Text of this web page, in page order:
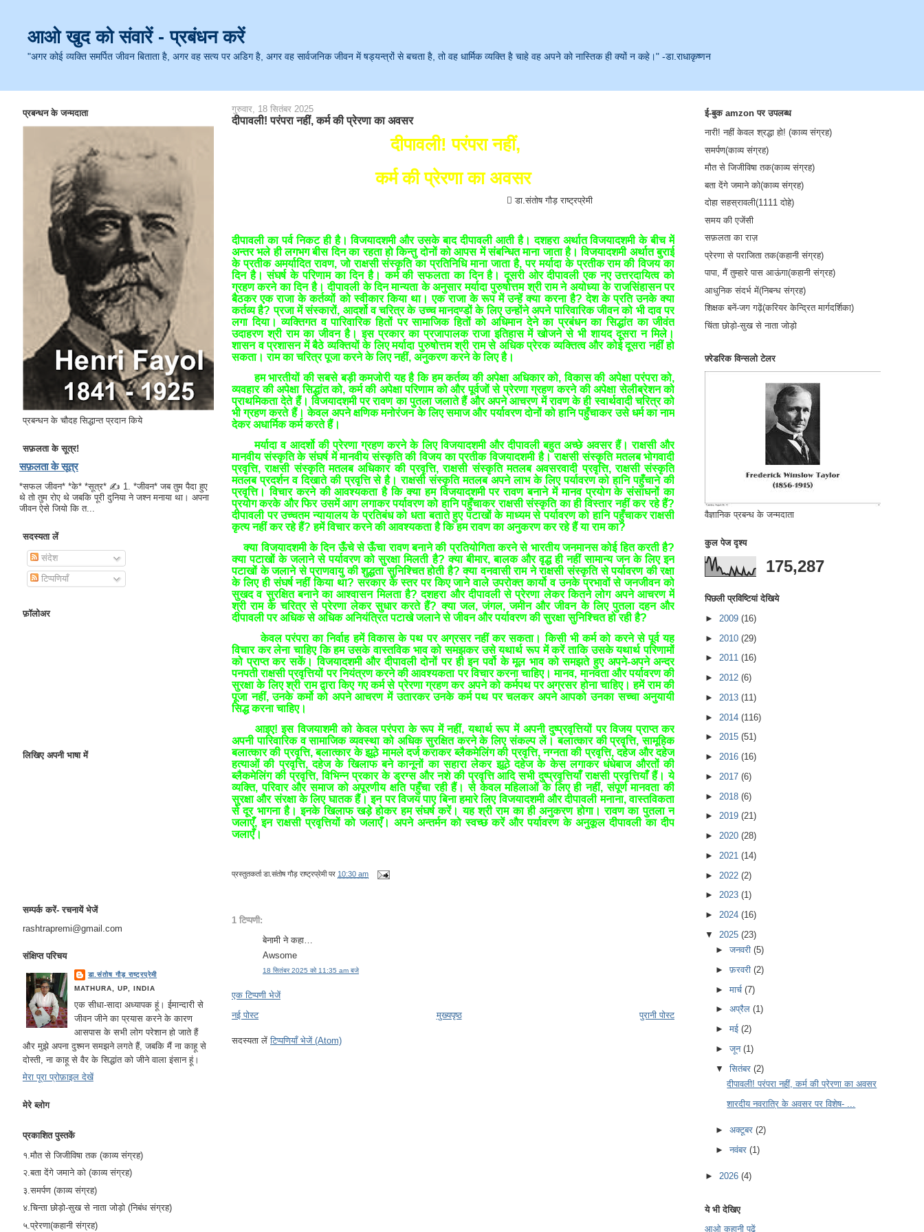
आओ खुद को संवारें - प्रबंधन करें
"अगर कोई व्यक्ति समर्पित जीवन बिताता है, अगर वह सत्य पर अडिग है, अगर वह सार्वजनिक जीवन में षड्यन्त्रों से बचता है, तो वह धार्मिक व्यक्ति है चाहे वह अपने को नास्तिक ही क्यों न कहे।" -डा.राधाकृष्णन
प्रबन्धन के जन्मदाता
प्रबन्धन के चौदह सिद्धान्त प्रदान किये
सफ़लता के सूत्र!
सफ़लता के सूत्र
*सफल जीवन* *के* *सूत्र* ✍ 1. *जीवन* जब तुम पैदा हुए
थे तो तुम रोए थे जबकि पूरी दुनिया ने जश्न मनाया था। अपना
जीवन ऐसे जियो कि त...
सदस्यता लें
संदेश
टिप्पणियाँ
फ़ॉलोअर
लिखिए अपनी भाषा में
सम्पर्क करें- रचनायें भेजें
rashtrapremi@gmail.com
संक्षिप्त परिचय
डा.संतोष गौड़ राष्ट्रप्रेमी
MATHURA, UP, INDIA
एक सीधा-सादा अध्यापक हूं। ईमान्दारी से
जीवन जीने का प्रयास करने के कारण
आसपास के सभी लोग परेशान हो जाते हैं
और मुझे अपना दुश्मन समझने लगते हैं, जबकि मैं ना काहू से
दोस्ती, ना काहू से वैर के सिद्धांत को जीने वाला इंसान हूं।
मेरा पूरा प्रोफ़ाइल देखें
मेरे ब्लोग
प्रकाशित पुस्तकें
१.मौत से जिजीविषा तक (काव्य संग्रह)
२.बता देंगे जमाने को (काव्य संग्रह)
३.समर्पण (काव्य संग्रह)
४.चिन्ता छोड़ो-सुख से नाता जोड़ो (निबंध संग्रह)
५.प्रेरणा(कहानी संग्रह)
गुरुवार, 18 सितंबर 2025
दीपावली! परंपरा नहीं, कर्म की प्रेरणा का अवसर
दीपावली! परंपरा नहीं,
कर्म की प्रेरणा का अवसर
 डा.संतोष गौड़ राष्ट्रप्रेमी
दीपावली का पर्व निकट ही है। विजयादशमी और उसके बाद दीपावली आती है। दशहरा अर्थात विजयादशमी के बीच में
अन्तर भले ही लगभग बीस दिन का रहता हो किन्तु दोनों को आपस में संबन्धित माना जाता है। विजयादशमी अर्थात बुराई
के प्रतीक अमर्यादित रावण, जो राक्षसी संस्कृति का प्रतिनिधि माना जाता है, पर मर्यादा के प्रतीक राम की विजय का
दिन है। संघर्ष के परिणाम का दिन है। कर्म की सफलता का दिन है। दूसरी ओर दीपावली एक नए उत्तरदायित्व को
ग्रहण करने का दिन है। दीपावली के दिन मान्यता के अनुसार मर्यादा पुरुषोत्तम श्री राम ने अयोध्या के राजसिंहासन पर
बैठकर एक राजा के कर्तव्यों को स्वीकार किया था। एक राजा के रूप में उन्हें क्या करना है? देश के प्रति उनके क्या
कर्तव्य है? प्रजा में संस्कारों, आदर्शो व चरित्र के उच्च मानदण्डों के लिए उन्होंने अपने पारिवारिक जीवन को भी दाव पर
लगा दिया। व्यक्तिगत व पारिवारिक हितों पर सामाजिक हितों को अधिमान देने का प्रबंधन का सिद्धांत का जीवंत
उदाहरण श्री राम का जीवन है। इस प्रकार का प्रजापालक राजा इतिहास में खोजने से भी शायद दूसरा न मिले।
शासन व प्रशासन में बैठे व्यक्तियों के लिए मर्यादा पुरुषोत्तम श्री राम से अधिक प्रेरक व्यक्तित्व और कोई दूसरा नहीं हो
सकता। राम का चरित्र पूजा करने के लिए नहीं, अनुकरण करने के लिए है।
हम भारतीयों की सबसे बड़ी कमजोरी यह है कि हम कर्तव्य की अपेक्षा अधिकार को, विकास की अपेक्षा परंपरा को,
व्यवहार की अपेक्षा सिद्धांत को, कर्म की अपेक्षा परिणाम को और पूर्वजों से प्रेरणा ग्रहण करने की अपेक्षा सेलीब्रेशन को
प्राथमिकता देते हैं। विजयादशमी पर रावण का पुतला जलाते हैं और अपने आचरण में रावण के ही स्वार्थवादी चरित्र को
भी ग्रहण करते हैं। केवल अपने क्षणिक मनोरंजन के लिए समाज और पर्यावरण दोनों को हानि पहुँचाकर उसे धर्म का नाम
देकर अधार्मिक कर्म करते हैं।
मर्यादा व आदर्शो की प्रेरणा ग्रहण करने के लिए विजयादशमी और दीपावली बहुत अच्छे अवसर हैं। राक्षसी और
मानवीय संस्कृति के संघर्ष में मानवीय संस्कृति की विजय का प्रतीक विजयादशमी है। राक्षसी संस्कृति मतलब भोगवादी
प्रवृत्ति, राक्षसी संस्कृति मतलब अधिकार की प्रवृत्ति, राक्षसी संस्कृति मतलब अवसरवादी प्रवृत्ति, राक्षसी संस्कृति
मतलब प्रदर्शन व दिखाते की प्रवृत्ति से है। राक्षसी संस्कृति मतलब अपने लाभ के लिए पर्यावरण को हानि पहुँचाने की
प्रवृत्ति। विचार करने की आवश्यकता है कि क्या हम विजयादशमी पर रावण बनाने में मानव प्रयोग के संसाघनों का
प्रयोग करके और फिर उसमें आग लगाकर पर्यावरण को हानि पहुँचाकर राक्षसी संस्कृति का ही विस्तार नहीं कर रहे हैं?
दीपावली पर उच्चतम न्यायालय के प्रतिबंध को धता बताते हुए पटाखों के माध्यम से पर्यावरण को हानि पहुँचाकर राक्षसी
कृत्य नहीं कर रहे हैं? हमें विचार करने की आवश्यकता है कि हम रावण का अनुकरण कर रहे हैं या राम का?
क्या विजयादशमी के दिन ऊँचे से ऊँचा रावण बनाने की प्रतियोगिता करने से भारतीय जनमानस कोई हित करती है?
क्या पटाखों के जलाने से पर्यावरण को सुरक्षा मिलती है? क्या बीमार, बालक और वृद्ध ही नहीं सामान्य जन के लिए इन
पटाखों के जलाने से प्राणवायु की शुद्धता सुनिश्चित होती है? क्या वनवासी राम ने राक्षसी संस्कृति से पर्यावरण की रक्षा
के लिए ही संघर्ष नहीं किया था? सरकार के स्तर पर किए जाने वाले उपरोक्त कार्यो व उनके प्रभावों से जनजीवन को
सुखद व सुरक्षित बनाने का आश्वासन मिलता है? दशहरा और दीपावली से प्रेरणा लेकर कितने लोग अपने आचरण में
श्री राम के चरित्र से प्रेरणा लेकर सुधार करते हैं? क्या जल, जंगल, जमीन और जीवन के लिए पुतला दहन और
दीपावली पर अधिक से अधिक अनियंत्रित पटाखे जलाने से जीवन और पर्यावरण की सुरक्षा सुनिश्चित हो रही है?
केवल परंपरा का निर्वाह हमें विकास के पथ पर अग्रसर नहीं कर सकता। किसी भी कर्म को करने से पूर्व यह
विचार कर लेना चाहिए कि हम उसके वास्तविक भाव को समझकर उसे यथार्थ रूप में करें ताकि उसके यथार्थ परिणामों
को प्राप्त कर सकें। विजयादशमी और दीपावली दोनों पर ही इन पर्वो के मूल भाव को समझते हुए अपने-अपने अन्दर
पनपती राक्षसी प्रवृत्तियों पर नियंत्रण करने की आवश्यकता पर विचार करना चाहिए। मानव, मानवता और पर्यावरण की
सुरक्षा के लिए श्री राम द्वारा किए गए कर्म से प्रेरणा ग्रहण कर अपने को कर्मपथ पर अग्रसर होना चाहिए। हमें राम की
पूजा नहीं, उनके कर्मो को अपने आचरण में उतारकर उनके कर्म पथ पर चलकर अपने आपको उनका सच्चा अनुयायी
सिद्ध करना चाहिए।
आइए! इस विजयाशमी को केवल परंपरा के रूप में नहीं, यथार्थ रूप में अपनी दुष्प्रवृत्तियों पर विजय प्राप्त कर
अपनी पारिवारिक व सामाजिक व्यवस्था को अधिक सुरक्षित करने के लिए संकल्प लें। बलात्कार की प्रवृत्ति, सामूहिक
बलात्कार की प्रवृत्ति, बलात्कार के झूठे मामले दर्ज कराकर ब्लैकमेलिंग की प्रवृत्ति, नग्नता की प्रवृत्ति, दहेज और दहेज
हत्याओं की प्रवृत्ति, दहेज के खिलाफ बने कानूनों का सहारा लेकर झूठे दहेज के केस लगाकर धंधेबाज औरतों की
ब्लैकमेलिंग की प्रवृत्ति, विभिन्न प्रकार के ड्रग्स और नशे की प्रवृत्ति आदि सभी दुष्प्रवृत्तियाँ राक्षसी प्रवृत्तियाँ हैं। ये
व्यक्ति, परिवार और समाज को अपूरणीय क्षति पहुँचा रही हैं। से केवल महिलाओं के लिए ही नहीं, संपूर्ण मानवता की
सुरक्षा और संरक्षा के लिए घातक हैं। इन पर विजय पाए बिना हमारे लिए विजयादशमी और दीपावली मनाना, वास्तविकता
से दूर भागना है। इनके खिलाफ खड़े होकर हम संघर्ष करें। यह श्री राम का ही अनुकरण होगा। रावण का पुतला न
जलाएँ, इन राक्षसी प्रवृत्तियों को जलाएँ। अपने अन्तर्मन को स्वच्छ करें और पर्यावरण के अनुकूल दीपावली का दीप
जलाएँ।
प्रस्तुतकर्ताडा.संतोष गौड़ राष्ट्रप्रेमी पर10:30 am
1 टिप्पणी:
बेनामी ने कहा…
Awsome
18 सितंबर 2025 को 11:35 am बजे
एक टिप्पणी भेजें
नई पोस्ट
पुरानी पोस्ट
मुख्यपृष्ठ
सदस्यता लेंटिप्पणियाँ भेजें (Atom)
ई-बुक amzon पर उपलब्ध
नारी! नहीं केवल श्रद्धा हो! (काव्य संग्रह)
समर्पण(काव्य संग्रह)
मौत से जिजीविषा तक(काव्य संग्रह)
बता देंगे जमाने को(काव्य संग्रह)
दोहा सहस्रावली(1111 दोहे)
समय की एजेंसी
सफ़लता का राज़
प्रेरणा से पराजिता तक(कहानी संग्रह)
पापा, मैं तुम्हारे पास आऊंगा(कहानी संग्रह)
आधुनिक संदर्भ में(निबन्ध संग्रह)
शिक्षक बनें-जग गढ़ें(करियर केन्द्रित मार्गदर्शिका)
चिंता छोड़ो-सुख से नाता जोड़ो
फ़्रेडरिक विन्सलो टेलर
वैज्ञानिक प्रबन्ध के जन्मदाता
कुल पेज दृश्य
175,287
पिछली प्रविष्टियां देखिये
► 2009 (16)
► 2010 (29)
► 2011 (16)
► 2012 (6)
► 2013 (11)
► 2014 (116)
► 2015 (51)
► 2016 (16)
► 2017 (6)
► 2018 (6)
► 2019 (21)
► 2020 (28)
► 2021 (14)
► 2022 (2)
► 2023 (1)
► 2024 (16)
▼ 2025 (23)
►जनवरी(5)
►फ़रवरी(2)
►मार्च(7)
►अप्रैल(1)
►मई(2)
►जून(1)
▼सितंबर(2)
दीपावली! परंपरा नहीं, कर्म की प्रेरणा का अवसर
शारदीय नवरात्रि के अवसर पर विशेष- ...
►अक्टूबर(2)
►नवंबर(1)
► 2026 (4)
ये भी देखिए
आओ कहानी पढें